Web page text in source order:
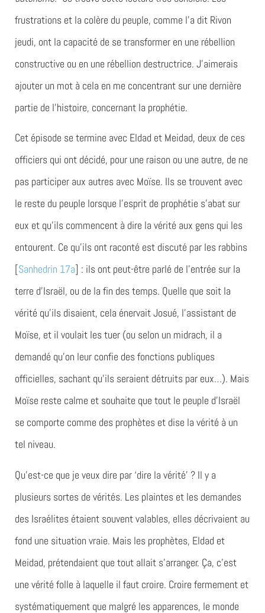
frustrations et la colère du peuple, comme l’a dit Rivon
jeudi, ont la capacité de se transformer en une rébellion
constructive ou en une rébellion destructrice. J’aimerais
ajouter un mot à cela en me concentrant sur une dernière
partie de l’histoire, concernant la prophétie.
Cet épisode se termine avec Eldad et Meidad, deux de ces
officiers qui ont décidé, pour une raison ou une autre, de ne
pas participer aux autres avec Moïse. Ils se trouvent avec
le reste du peuple lorsque l’esprit de prophétie s’abat sur
eux et qu’ils commencent à dire la vérité aux gens qui les
entourent. Ce qu’ils ont raconté est discuté par les rabbins
[Sanhedrin 17a] : ils ont peut-être parlé de l’entrée sur la
terre d’Israël, ou de la fin des temps. Quelle que soit la
vérité qu’ils disaient, cela énervait Josué, l’assistant de
Moïse, et il voulait les tuer (ou selon un midrach, il a
demandé qu’on leur confie des fonctions publiques
officielles, sachant qu’ils seraient détruits par eux…). Mais
Moïse reste calme et souhaite que tout le peuple d’Israël
se comporte comme des prophètes et dise la vérité à un
tel niveau.
Qu’est-ce que je veux dire par ‘dire la vérité’ ? Il y a
plusieurs sortes de vérités. Les plaintes et les demandes
des Israélites étaient souvent valables, elles décrivaient au
fond une situation vraie. Mais les prophètes, Eldad et
Meidad, prétendaient que tout allait s’arranger. Ça, c’est
une vérité folle à laquelle il faut croire. Croire fermement et
systématiquement que malgré les apparences, le monde